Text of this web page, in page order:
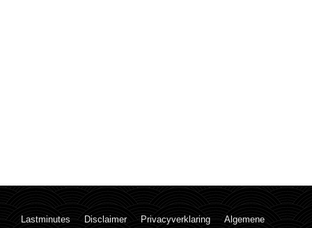
Lastminutes Disclaimer Privacyverklaring
Algemene